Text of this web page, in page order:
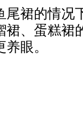
尾裙的情况
裙、蛋糕裙
眼。